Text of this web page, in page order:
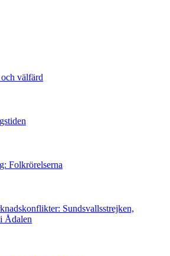
välfärd
Folkrörelserna
Sundsvallsstrejken,
Ådalen